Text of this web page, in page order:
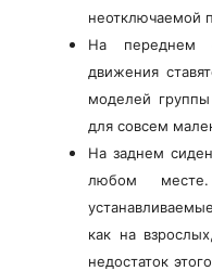
неотключаемой
На переднем
движения
моделей
для совсем
На заднем
любом
как на
недостаток